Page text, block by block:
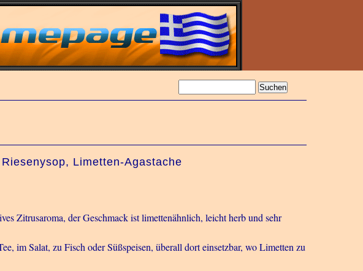
Limetten-Agastache
Zitrusaroma, der Geschmack ist limettenähnlich, leicht herb und sehr
im Salat, zu Fisch oder Süßspeisen, überall dort einsetzbar, wo Limetten zu